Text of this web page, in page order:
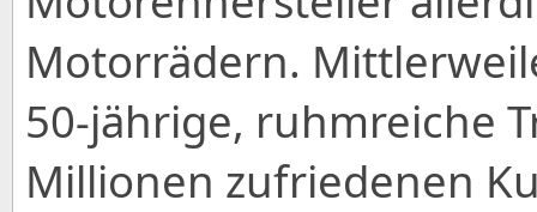
Motorrädern.
50-jährige, ruhmreiche
Millionen zufriedenen